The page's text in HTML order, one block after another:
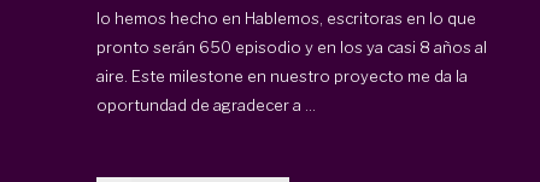
lo hemos hecho en Hablemos, escritoras en lo que
pronto serán 650 episodio y en los ya casi 8 años al
aire. Este milestone en nuestro proyecto me da la
oportundad de agradecer a ...